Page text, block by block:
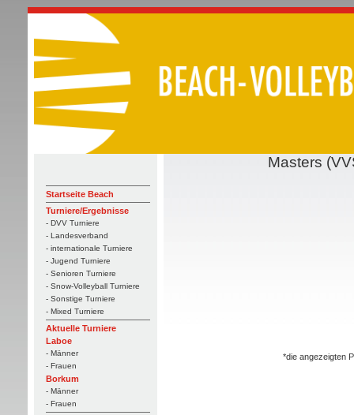
Startseite Beach
Turniere/Ergebnisse
- DVV Turniere
- Landesverband
- internationale Turniere
- Jugend Turniere
- Senioren Turniere
- Snow-Volleyball Turniere
- Sonstige Turniere
- Mixed Turniere
Aktuelle Turniere
Laboe
- Männer
- Frauen
Borkum
- Männer
- Frauen
Masters
*die angezeigten